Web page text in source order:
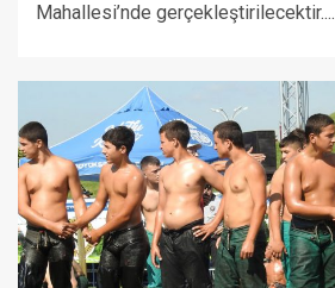
Mahallesi’nde gerçekleştirilecektir....